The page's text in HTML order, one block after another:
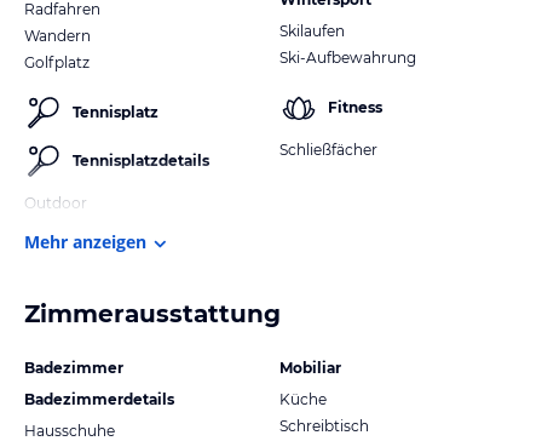
Radfahren
Wandern
Golfplatz
Tennisplatz
Tennisplatzdetails
Outdoor
Skilaufen
Ski-Aufbewahrung
Fitness
Schließfächer
Mehr anzeigen
Zimmerausstattung
Badezimmer
Badezimmerdetails
Hausschuhe
Mobiliar
Küche
Schreibtisch